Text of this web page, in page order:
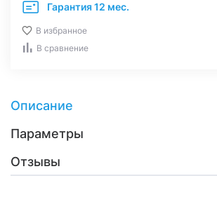
Гарантия 12 мес.
В избранное
В сравнение
Описание
Параметры
Отзывы